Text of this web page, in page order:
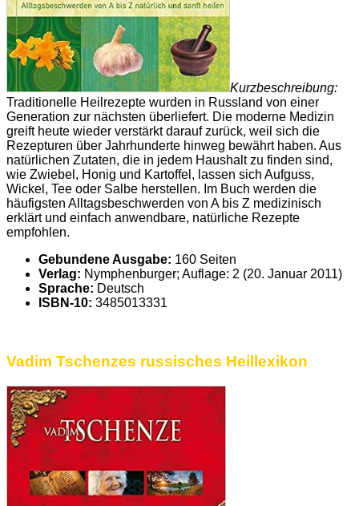
Kurzbeschreibung:
Traditionelle Heilrezepte wurden in Russland von einer
Generation zur nächsten überliefert. Die moderne Medizin
greift heute wieder verstärkt darauf zurück, weil sich die
Rezepturen über Jahrhunderte hinweg bewährt haben. Aus
natürlichen Zutaten, die in jedem Haushalt zu finden sind,
wie Zwiebel, Honig und Kartoffel, lassen sich Aufguss,
Wickel, Tee oder Salbe herstellen. Im Buch werden die
häufigsten Alltagsbeschwerden von A bis Z medizinisch
erklärt und einfach anwendbare, natürliche Rezepte
empfohlen.
Gebundene Ausgabe: 160 Seiten
Verlag: Nymphenburger; Auflage: 2 (20. Januar 2011)
Sprache: Deutsch
ISBN-10: 3485013331
Vadim Tschenzes russisches Heillexikon